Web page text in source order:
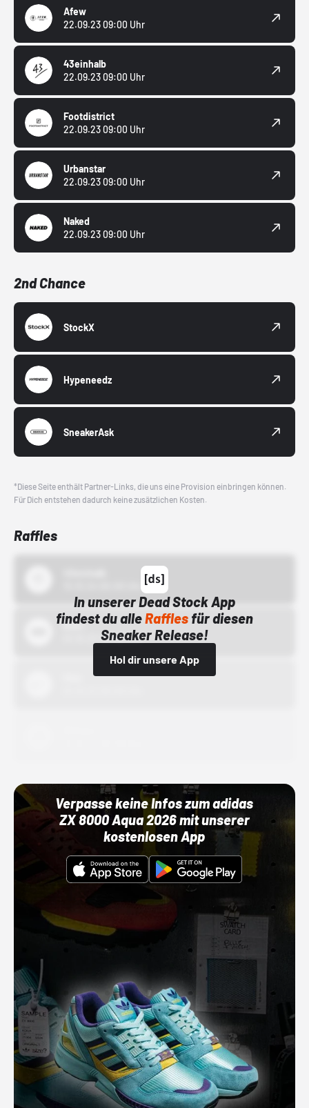
Afew
22.09.23 09:00 Uhr
43einhalb
22.09.23 09:00 Uhr
Footdistrict
22.09.23 09:00 Uhr
Urbanstar
22.09.23 09:00 Uhr
Naked
22.09.23 09:00 Uhr
2nd Chance
StockX
Hypeneedz
SneakerAsk
*Diese Seite enthält Partner-Links, die uns eine Provision einbringen können.
Für Dich entstehen dadurch keine zusätzlichen Kosten.
Raffles
In unserer Dead Stock App
findest du alleRafflesfür diesen
Sneaker Release!
Hol dir unsere App
Bstn
01.10.22 00:00 Uhr
Verpasse keine Infos zum adidas
ZX 8000 Aqua 2026 mit unserer
kostenlosen App